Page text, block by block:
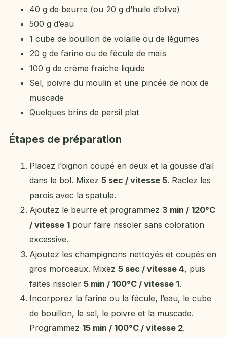
40 g de beurre (ou 20 g d’huile d’olive)
500 g d’eau
1 cube de bouillon de volaille ou de légumes
20 g de farine ou de fécule de maïs
100 g de crème fraîche liquide
Sel, poivre du moulin et une pincée de noix de
muscade
Quelques brins de persil plat
Étapes de préparation
Placez l’oignon coupé en deux et la gousse d’ail
dans le bol. Mixez 5 sec / vitesse 5. Raclez les
parois avec la spatule.
Ajoutez le beurre et programmez 3 min / 120°C
/ vitesse 1 pour faire rissoler sans coloration
excessive.
Ajoutez les champignons nettoyés et coupés en
gros morceaux. Mixez 5 sec / vitesse 4, puis
faites rissoler 5 min / 100°C / vitesse 1.
Incorporez la farine ou la fécule, l’eau, le cube
de bouillon, le sel, le poivre et la muscade.
Programmez 15 min / 100°C / vitesse 2.